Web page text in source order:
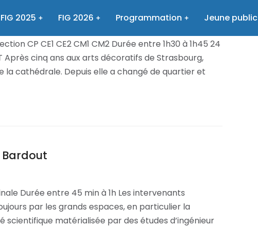
FIG 2025 FIG 2026 Programmation Jeune public
CP CE1 CE2 CM1 CM2 Durée entre 1h30 à 1h45 24
Après cinq ans aux arts décoratifs de Strasbourg,
la cathédrale. Depuis elle a changé de quartier et
Bardout
Durée entre 45 min à 1h Les intervenants
par les grands espaces, en particulier la
matérialisée par des études d’ingénieur